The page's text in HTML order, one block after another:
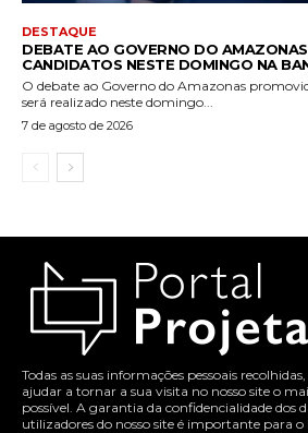
DESTAQUE
DEBATE AO GOVERNO DO AMAZONAS
CANDIDATOS NESTE DOMINGO NA
O debate ao Governo do Amazonas
será realizado neste domingo...
7 de agosto de 2026
Todas as suas informações pessoais
ajudar a tornar a sua visita no nosso site o
possível. A garantia da confidencialidade dos
utilizadores do nosso site é importante para o